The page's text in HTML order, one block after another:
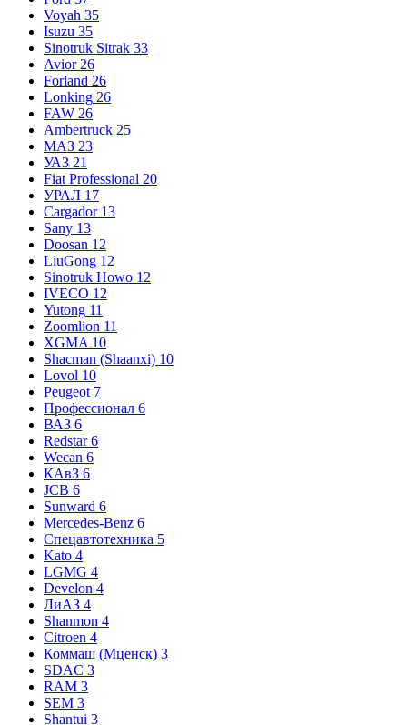
Voyah 35
Isuzu 35
Sinotruk Sitrak 33
Avior 26
Forland 26
Lonking 26
FAW 26
Ambertruck 25
МАЗ 23
УАЗ 21
Fiat Professional 20
УРАЛ 17
Cargador 13
Sany 13
Doosan 12
LiuGong 12
Sinotruk Howo 12
IVECO 12
Yutong 11
Zoomlion 11
XGMA 10
Shacman (Shaanxi) 10
Lovol 10
Peugeot 7
Профессионал 6
ВАЗ 6
Redstar 6
Wecan 6
КАвЗ 6
JCB 6
Sunward 6
Mercedes-Benz 6
Спецавтотехника 5
Kato 4
LGMG 4
Develon 4
ЛиАЗ 4
Shanmon 4
Citroen 4
Коммаш (Мценск) 3
SDAC 3
RAM 3
SEM 3
Shantui 3